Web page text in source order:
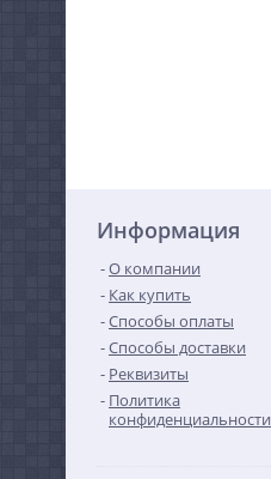
Информация
О компании
Как купить
Способы оплаты
Способы доставки
Реквизиты
Политика
конфиденциальности